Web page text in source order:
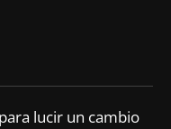
lucir un cambio